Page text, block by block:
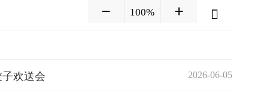
100%
欢送会 2026-06-05